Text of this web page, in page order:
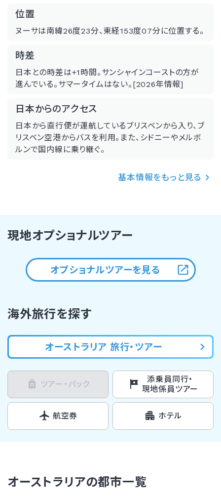
位置
ヌーサは南緯26度23分、東経153度07分に位置する。
時差
日本との時差は+1時間。サンシャインコーストの方が
進んでいる。サマータイムはない。[2026年情報]
日本からのアクセス
日本から直行便が運航しているブリスベンから入り、ブ
リスベン空港からバスを利用。また、シドニーやメルボ
ルンで国内線に乗り継ぐ。
基本情報をもっと見る
現地オプショナルツアー
オプショナルツアーを見る
海外旅行を探す
オーストラリア 旅行・ツアー
ツアー・パック
添乗員同行・
現地係員ツアー
航空券 ホテル
オーストラリアの都市一覧